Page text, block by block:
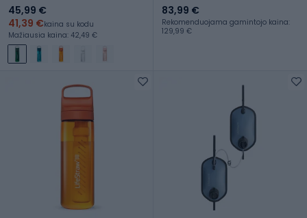
45,99 €
41,39 €kaina su kodu
Mažiausia kaina: 42,49 €
83,99 €
Rekomenduojama gamintojo kaina:
129,99 €